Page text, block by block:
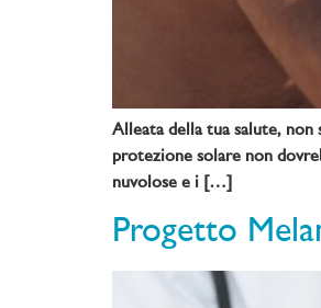
Alleata della tua salute, non
protezione solare non
nuvolose e i […]
Progetto